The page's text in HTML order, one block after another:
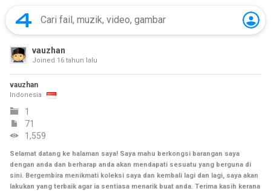
vauzhan
Joined 16 tahun lalu
vauzhan
Indonesia
1
71
1,559
Selamat datang ke halaman saya! Saya mahu berkongsi barangan saya
dengan anda dan berharap anda akan mendapati sesuatu yang berguna di
sini. Bergembira menikmati koleksi saya dan kembali lagi dan lagi, saya akan
lakukan yang terbaik agar ia sentiasa menarik buat anda. Terima kasih kerana